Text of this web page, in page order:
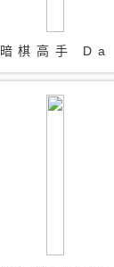
暗棋高手 Da